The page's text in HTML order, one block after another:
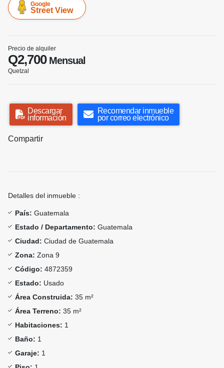
Google
Street View
Precio de alquiler
Q2,700Mensual
Quetzal
Descargar
información
Recomendar inmueble
por correo electrónico
Compartir
Detalles del inmueble :
País: Guatemala
Estado / Departamento: Guatemala
Ciudad: Ciudad de Guatemala
Zona: Zona 9
Código: 4872359
Estado: Usado
Área Construida: 35 m²
Área Terreno: 35 m²
Habitaciones: 1
Baño: 1
Garaje: 1